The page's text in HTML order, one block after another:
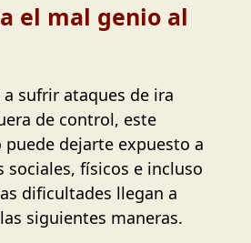
el mal genio al
sufrir ataques de ira
de control, este
dejarte expuesto a
sociales, físicos e incluso
dificultades llegan a
siguientes maneras.